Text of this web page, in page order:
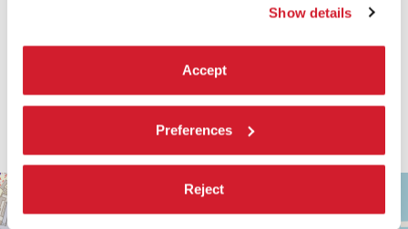
Show details
Accept
Preferences
Reject
ARSENALE
−